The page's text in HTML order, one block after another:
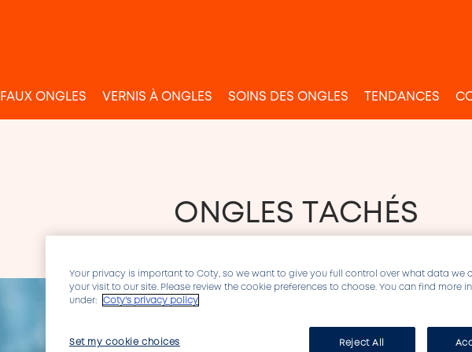
FAUX ONGLES VERNIS À ONGLES SOINS DES ONGLES TENDANCES
ONGLES TACHÉS
Your privacy is important to Coty, so we want to give you full control over what data we
your visit to our site. Please review the cookie preferences to choose. You can find more
under: Coty's privacy policy
Set my cookie choices Reject All